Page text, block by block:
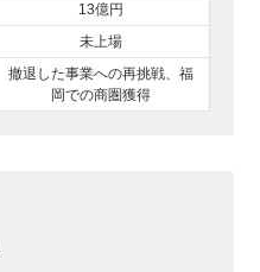
13億円
未上場
撤退した事業への再挑戦、福
岡での商圏獲得